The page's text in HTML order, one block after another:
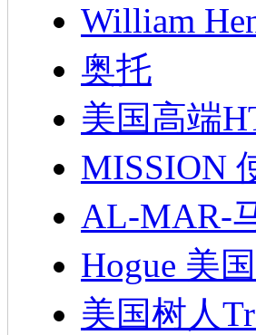
William
奥托
美国高端
MISSION
AL-MAR-
Hogue 美
美国树人